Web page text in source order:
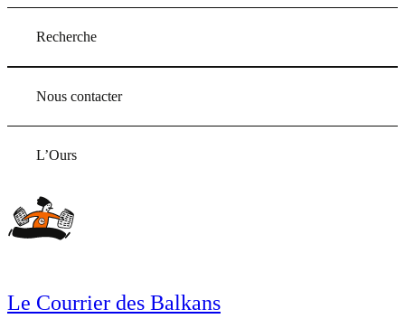
Recherche
Nous contacter
L’Ours
Le Courrier des Balkans